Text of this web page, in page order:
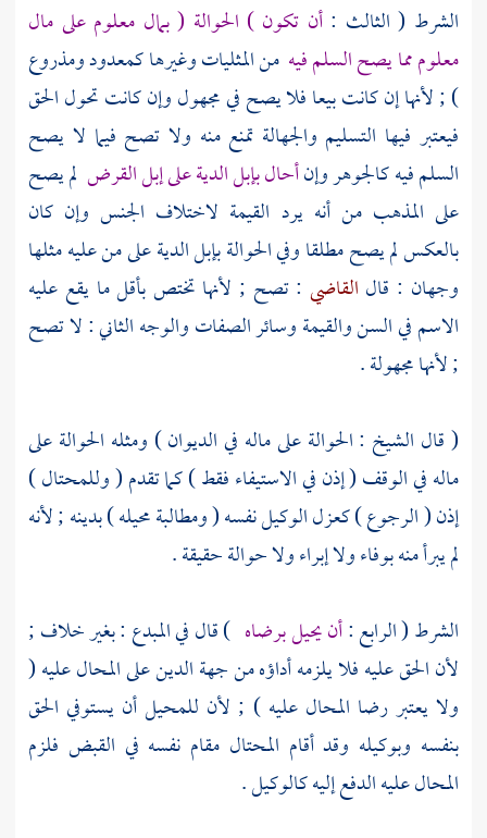
الشرط ( الثالث :أن تكون ) الحوالة ( بمال معلوم على مال
معلوم مما يصح السلم فيه من المثليات وغيرها كمعدود ومذروع
) ; لأنها إن كانت بيعا فلا يصح في مجهول وإن كانت تحول الحق
فيعتبر فيها التسليم والجهالة تمنع منه ولا تصح فيما لا يصح
السلم فيه كالجوهر وإنأحال بإبل الدية على إبل القرض لم يصح
على المذهب من أنه يرد القيمة لاختلاف الجنس وإن كان
بالعكس لم يصح مطلقا وفي الحوالة بإبل الدية على من عليه مثلها
وجهان : قال القاضي : تصح ; لأنها تختص بأقل ما يقع عليه
الاسم في السن والقيمة وسائر الصفات والوجه الثاني : لا تصح
; لأنها مجهولة .
( قال الشيخ : الحوالة على ماله في الديوان ) ومثله الحوالة على
ماله في الوقف ( إذن في الاستيفاء فقط ) كما تقدم ( وللمحتال )
إذن ( الرجوع ) كعزل الوكيل نفسه ( ومطالبة محيله ) بدينه ; لأنه
لم يبرأ منه بوفاء ولا إبراء ولا حوالة حقيقة .
الشرط ( الرابع :أن يحيل برضاه ) قال في المبدع : بغير خلاف ;
لأن الحق عليه فلا يلزمه أداؤه من جهة الدين على المحال عليه (
ولا يعتبر رضا المحال عليه ) ; لأن للمحيل أن يستوفي الحق
بنفسه وبوكيله وقد أقام المحتال مقام نفسه في القبض فلزم
المحال عليه الدفع إليه كالوكيل .